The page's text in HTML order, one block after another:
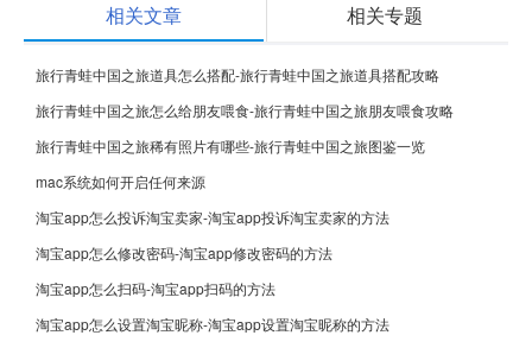
相关文章 相关专题
旅行青蛙中国之旅道具怎么搭配-旅行青蛙中国之旅道具搭配攻略
旅行青蛙中国之旅怎么给朋友喂食-旅行青蛙中国之旅朋友喂食攻略
旅行青蛙中国之旅稀有照片有哪些-旅行青蛙中国之旅图鉴一览
mac系统如何开启任何来源
淘宝app怎么投诉淘宝卖家-淘宝app投诉淘宝卖家的方法
淘宝app怎么修改密码-淘宝app修改密码的方法
淘宝app怎么扫码-淘宝app扫码的方法
淘宝app怎么设置淘宝昵称-淘宝app设置淘宝昵称的方法